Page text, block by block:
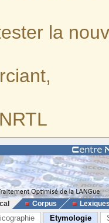
la
Corpus
Etymologie